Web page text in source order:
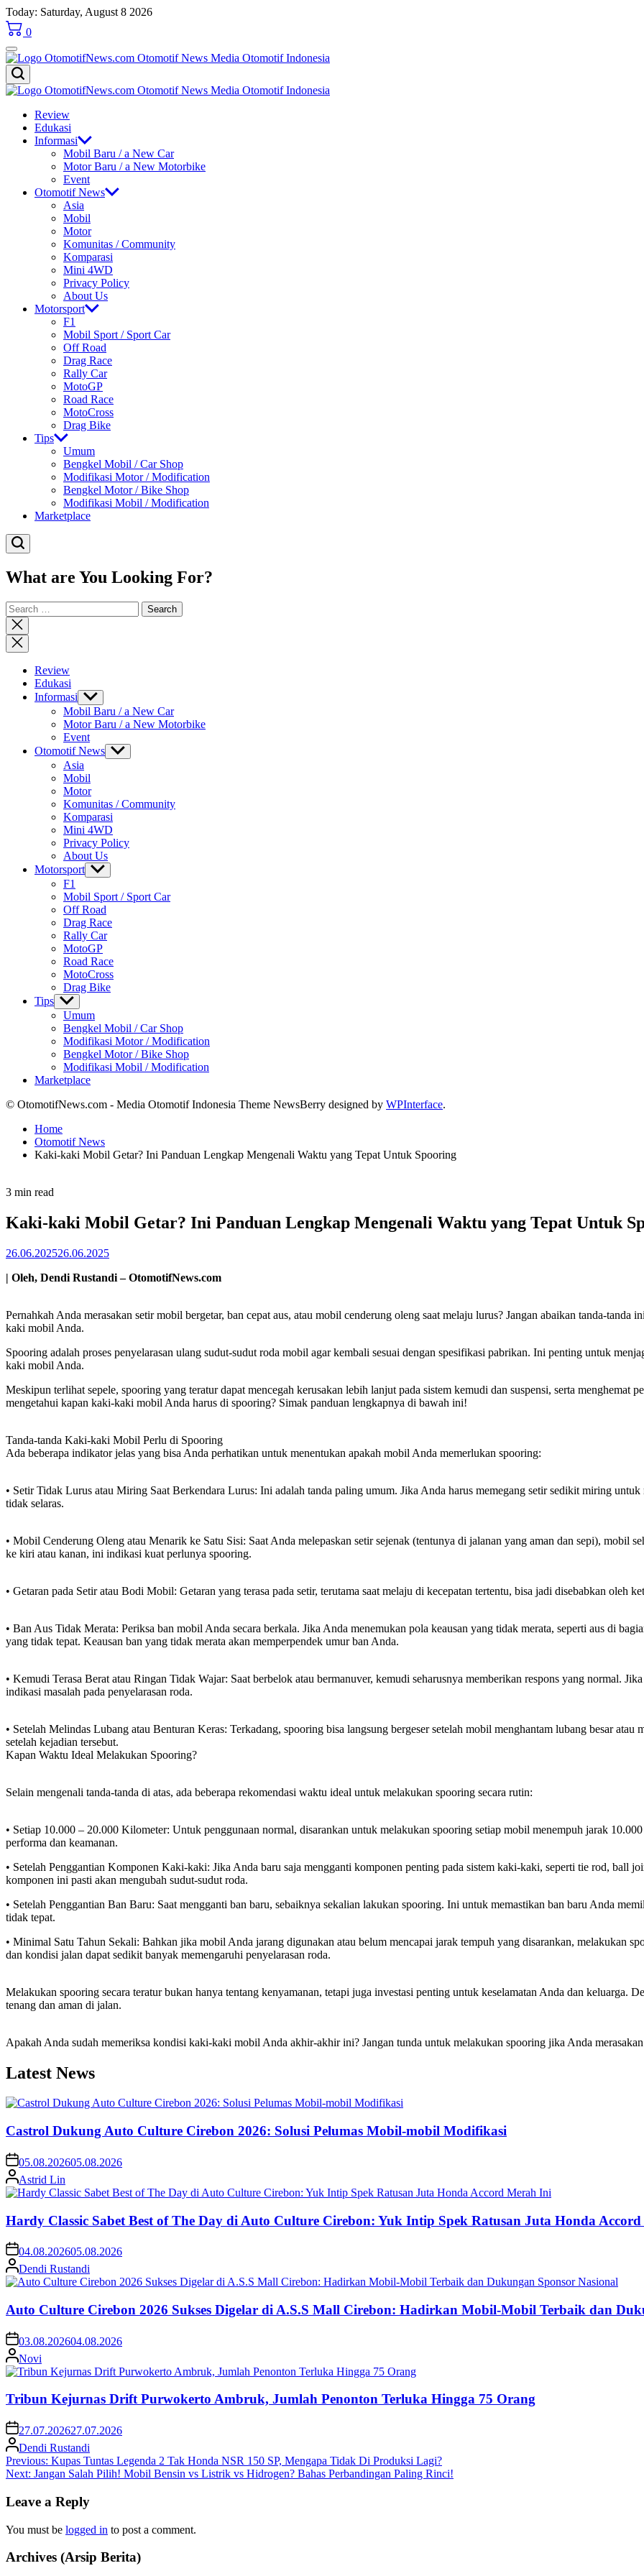
Skip
to
content
Today: Saturday, August 8 2026
0
OtomotifNews.com
OtomotifNews.com
Review
Edukasi
Informasi
Mobil Baru / a New Car
Motor Baru / a New Motorbike
Event
Otomotif News
Asia
Mobil
Motor
Komunitas / Community
Komparasi
Mini 4WD
Privacy Policy
About Us
Motorsport
F1
Mobil Sport / Sport Car
Off Road
Drag Race
Rally Car
MotoGP
Road Race
MotoCross
Drag Bike
Tips
Umum
Bengkel Mobil / Car Shop
Modifikasi Motor / Modification
Bengkel Motor / Bike Shop
Modifikasi Mobil / Modification
Marketplace
What are You Looking For?
Search
for:
Close
search
Review
Edukasi
Informasi Show
sub
menu
Mobil Baru / a New Car
Motor Baru / a New Motorbike
Event
Otomotif News Show
sub
Asia
Mobil
Motor
Komunitas / Community
Komparasi
Mini 4WD
Privacy Policy
About Us
Motorsport Show
sub
menu
F1
Mobil Sport / Sport Car
Off Road
Drag Race
Rally Car
MotoGP
Road Race
MotoCross
Drag Bike
Tips Show
sub
menu
Umum
Bengkel Mobil / Car Shop
Modifikasi Motor / Modification
Bengkel Motor / Bike Shop
Modifikasi Mobil / Modification
Marketplace
© OtomotifNews.com - Media Otomotif Indonesia Theme NewsBerry designed by WPInterface.
Home
Otomotif News
Kaki-kaki Mobil Getar? Ini Panduan Lengkap Mengenali Waktu yang Tepat Untuk Spooring
Estimated
time
3 min read
Kaki-kaki Mobil Getar? Ini Panduan Lengkap Mengenali Waktu yang Tepat Untuk
26.06.202526.06.2025
| Oleh, Dendi Rustandi – OtomotifNews.com
Pernahkah Anda merasakan setir mobil bergetar, ban cepat aus, atau mobil cenderung oleng saat melaju lurus? Jangan abaikan tanda-
kaki mobil Anda.
Spooring adalah proses penyelarasan ulang sudut-sudut roda mobil agar kembali sesuai dengan spesifikasi pabrikan. Ini penting untuk
kaki mobil Anda.
Meskipun terlihat sepele, spooring yang teratur dapat mencegah kerusakan lebih lanjut pada sistem kemudi dan suspensi, serta menghemat
mengetahui kapan kaki-kaki mobil Anda harus di spooring? Simak panduan lengkapnya di bawah ini!
Tanda-tanda Kaki-kaki Mobil Perlu di Spooring
Ada beberapa indikator jelas yang bisa Anda perhatikan untuk menentukan apakah mobil Anda memerlukan spooring:
• Setir Tidak Lurus atau Miring Saat Berkendara Lurus: Ini adalah tanda paling umum. Jika Anda harus memegang setir sedikit miring
tidak selaras.
• Mobil Cenderung Oleng atau Menarik ke Satu Sisi: Saat Anda melepaskan setir sejenak (tentunya di jalanan yang aman dan sepi), mobil
ke kiri atau kanan, ini indikasi kuat perlunya spooring.
• Getaran pada Setir atau Bodi Mobil: Getaran yang terasa pada setir, terutama saat melaju di kecepatan tertentu, bisa jadi disebabkan oleh
• Ban Aus Tidak Merata: Periksa ban mobil Anda secara berkala. Jika Anda menemukan pola keausan yang tidak merata, seperti aus di
yang tidak tepat. Keausan ban yang tidak merata akan memperpendek umur ban Anda.
• Kemudi Terasa Berat atau Ringan Tidak Wajar: Saat berbelok atau bermanuver, kemudi seharusnya memberikan respons yang normal.
indikasi masalah pada penyelarasan roda.
• Setelah Melindas Lubang atau Benturan Keras: Terkadang, spooring bisa langsung bergeser setelah mobil menghantam lubang besar atau
setelah kejadian tersebut.
Kapan Waktu Ideal Melakukan Spooring?
Selain mengenali tanda-tanda di atas, ada beberapa rekomendasi waktu ideal untuk melakukan spooring secara rutin:
• Setiap 10.000 – 20.000 Kilometer: Untuk penggunaan normal, disarankan untuk melakukan spooring setiap mobil menempuh jarak
performa dan keamanan.
• Setelah Penggantian Komponen Kaki-kaki: Jika Anda baru saja mengganti komponen penting pada sistem kaki-kaki, seperti tie rod, ball
komponen ini pasti akan mengubah sudut-sudut roda.
• Setelah Penggantian Ban Baru: Saat mengganti ban baru, sebaiknya sekalian lakukan spooring. Ini untuk memastikan ban baru Anda
tidak tepat.
• Minimal Satu Tahun Sekali: Bahkan jika mobil Anda jarang digunakan atau belum mencapai jarak tempuh yang disarankan, melakukan
dan kondisi jalan dapat sedikit banyak memengaruhi penyelarasan roda.
Melakukan spooring secara teratur bukan hanya tentang kenyamanan, tetapi juga investasi penting untuk keselamatan Anda dan keluarga.
tenang dan aman di jalan.
Apakah Anda sudah memeriksa kondisi kaki-kaki mobil Anda akhir-akhir ini? Jangan tunda untuk melakukan spooring jika Anda merasakan
Latest News
Castrol Dukung Auto Culture Cirebon 2026: Solusi Pelumas Mobil-mobil Modifikasi
05.08.202605.08.2026
Astrid Lin
Hardy Classic Sabet Best of The Day di Auto Culture Cirebon: Yuk Intip Spek Ratusan Juta Honda
04.08.202605.08.2026
Dendi Rustandi
Auto Culture Cirebon 2026 Sukses Digelar di A.S.S Mall Cirebon: Hadirkan Mobil-Mobil Terbaik dan
03.08.202604.08.2026
Novi
Tribun Kejurnas Drift Purwokerto Ambruk, Jumlah Penonton Terluka Hingga 75 Orang
27.07.202627.07.2026
Dendi Rustandi
Post
navigation
Previous: Kupas Tuntas Legenda 2 Tak Honda NSR 150 SP, Mengapa Tidak Di Produksi Lagi?
Next: Jangan Salah Pilih! Mobil Bensin vs Listrik vs Hidrogen? Bahas Perbandingan Paling Rinci!
Leave a Reply
You must be logged in to post a comment.
Archives (Arsip Berita)